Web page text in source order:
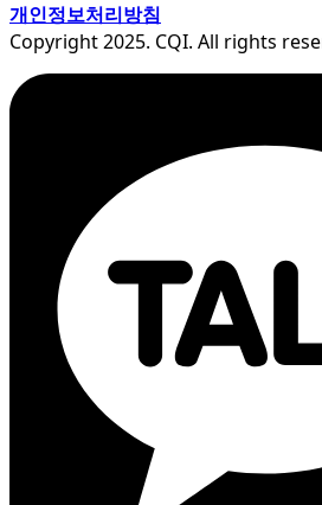
개인정보처리방침
Copyright 2025. CQI. All rights